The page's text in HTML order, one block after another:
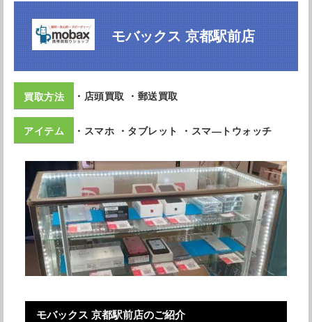
アメモバ 京都河原町店
・HP、LINEで簡単スピ
・iPhone、iPad買取価
クイック 四条大宮店
・買取成約率96.1%
モバックス 京都駅前店
・店頭買取 ・郵送買取
・スマホ ・タブレット ・スマ―トウォッチ
モバックス 京都駅前店のご紹介